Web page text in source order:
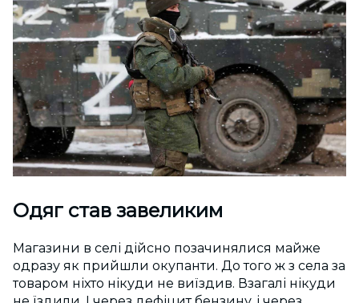
Одяг став завеликим
Магазини в селі дійсно позачинялися майже
одразу як прийшли окупанти. До того ж з села за
товаром ніхто нікуди не виїздив. Взагалі нікуди